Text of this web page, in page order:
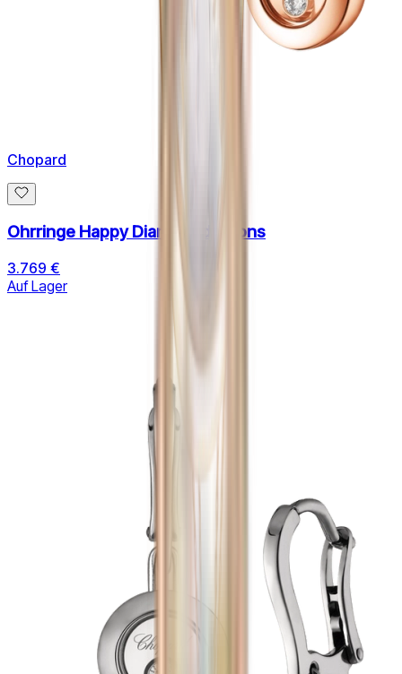
Chopard
Ohrringe Happy Diamnonds Icons
3.769 €
Auf Lager